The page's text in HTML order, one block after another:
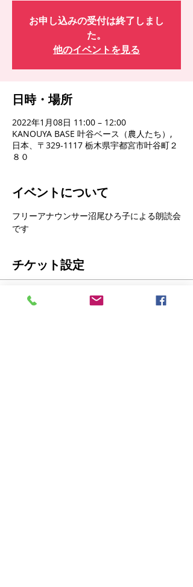
お申し込みの受付は終了しまし
た。
他のイベントを見る
日時・場所
2022年1月08日 11:00 – 12:00
KANOUYA BASE 叶谷ベース（農人たち）,
日本、〒329-1117 栃木県宇都宮市叶谷町２
８０
イベントについて
フリーアナウンサー沼尾ひろ子による朗読会
です
チケット設定
販売終了